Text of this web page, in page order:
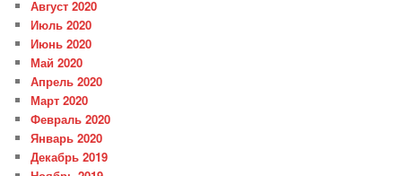
Август 2020
Июль 2020
Июнь 2020
Май 2020
Апрель 2020
Март 2020
Февраль 2020
Январь 2020
Декабрь 2019